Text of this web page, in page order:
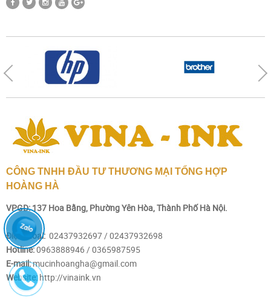
CÔNG TNHH ĐẦU TƯ THƯƠNG MẠI TỔNG HỢP
HOÀNG HÀ
VPGD: 137 Hoa Bằng, Phường Yên Hòa, Thành Phố Hà Nội.
Điện thoại: 02437932697 / 02437932698
Hotline:0963888946 /0365987595
E-mail:mucinhoangha@gmail.com
Website:http://vinaink.vn